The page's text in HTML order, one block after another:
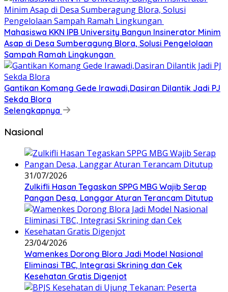
Mahasiswa KKN IPB University Bangun Insinerator Minim
Asap di Desa Sumberagung Blora, Solusi Pengelolaan
Sampah Ramah Lingkungan ‎
Gantikan Komang Gede Irawadi,Dasiran Dilantik Jadi PJ
Sekda Blora
Selengkapnya
Nasional
31/07/2026
Zulkifli Hasan Tegaskan SPPG MBG Wajib Serap
Pangan Desa, Langgar Aturan Terancam Ditutup
23/04/2026
Wamenkes Dorong Blora Jadi Model Nasional
Eliminasi TBC, Integrasi Skrining dan Cek
Kesehatan Gratis Digenjot